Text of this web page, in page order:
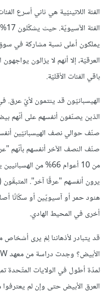
الفئة اللاتينيّية هي ثاني أسرع
يملكون أعلى نسبة مشاركة في سوق
العرقيّة، إلا أنهم لا يزالون
باقي الفئات الأقليّة.
الهيسبانيّون قد ينتمون لأيّ عرق.
صنّف حوالي نصف الهيسبانيّين
صنّف النصف الآخر أنفسهم بأنّهم
هنود حمر أو آسيويّين أو سكّانًا
أخرى في المحيط الهادي.
قد يتبادر لأذهاننا لِمَ يرى أشخاص
لمدّة أطول في الولايات المتّحدة
العرق الأبيض حتى وإن لم